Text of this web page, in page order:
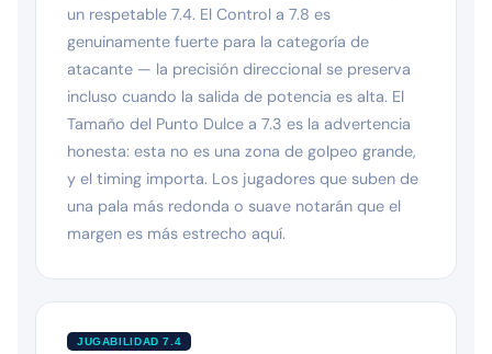
un respetable 7.4. El Control a 7.8 es
genuinamente fuerte para la categoría de
atacante — la precisión direccional se preserva
incluso cuando la salida de potencia es alta. El
Tamaño del Punto Dulce a 7.3 es la advertencia
honesta: esta no es una zona de golpeo grande,
y el timing importa. Los jugadores que suben de
una pala más redonda o suave notarán que el
margen es más estrecho aquí.
JUGABILIDAD 7.4